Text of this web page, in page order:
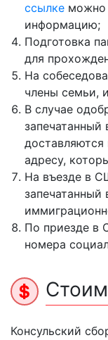
ссылке можно
информацию;
Подготовка
для
На
члены
В случае
запечатанный
адресу,
На въезде в
запечатанный
По приезде в
номера
Консульский